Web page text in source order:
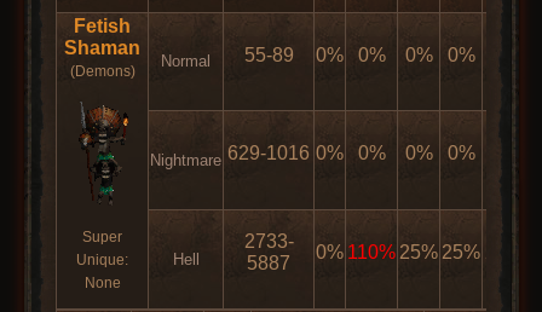
Fetish
Shaman
(Demons)
Super
Unique:
None
Normal 55-89 0% 0% 0% 0% 0%
Nightmare 629-1016 0% 0% 0% 0% 0%
Hell
2733-
5887
0% 110% 25% 25%